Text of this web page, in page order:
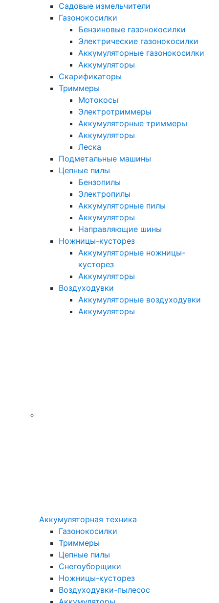
Садовые измельчители
Газонокосилки
Бензиновые газонокосилки
Электрические газонокосилки
Аккумуляторные газонокосилки
Аккумуляторы
Скарификаторы
Триммеры
Мотокосы
Электротриммеры
Аккумуляторные триммеры
Аккумуляторы
Леска
Подметальные машины
Цепные пилы
Бензопилы
Электропилы
Аккумуляторные пилы
Аккумуляторы
Направляющие шины
Ножницы-кусторез
Аккумуляторные ножницы-
кусторез
Аккумуляторы
Воздуходувки
Аккумуляторные воздуходувки
Аккумуляторы
Аккумуляторная техника
Газонокосилки
Триммеры
Цепные пилы
Снегоуборщики
Ножницы-кусторез
Воздуходувки-пылесос